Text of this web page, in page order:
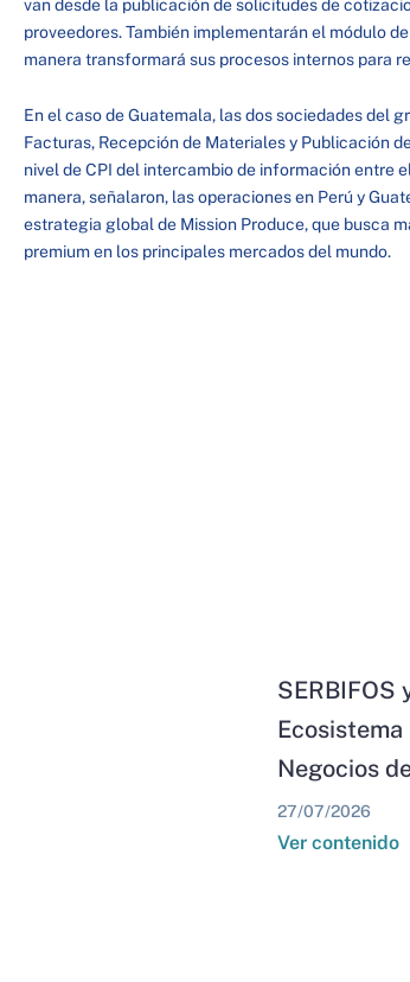
van desde la publicación de solicitudes de
proveedores. También implementarán el módulo de
manera transformará sus procesos internos para
En el caso de Guatemala, las dos sociedades del
Facturas, Recepción de Materiales y Publicación
nivel de CPI del intercambio de información entre
manera, señalaron, las operaciones en Perú y
estrategia global de Mission Produce, que busca
premium en los principales mercados del mundo.
SERBIFOS
Negocios
27/07/2026
Ver contenido